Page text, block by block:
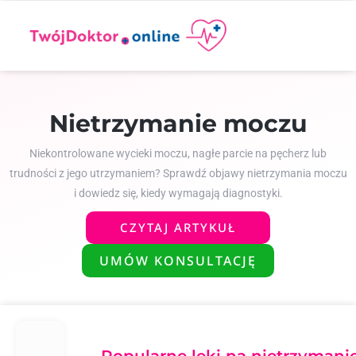
Nietrzymanie moczu
Niekontrolowane wycieki moczu, nagłe parcie na pęcherz lub
trudności z jego utrzymaniem? Sprawdź objawy nietrzymania moczu
i dowiedz się, kiedy wymagają diagnostyki.
CZYTAJ ARTYKUŁ
UMÓW KONSULTACJĘ